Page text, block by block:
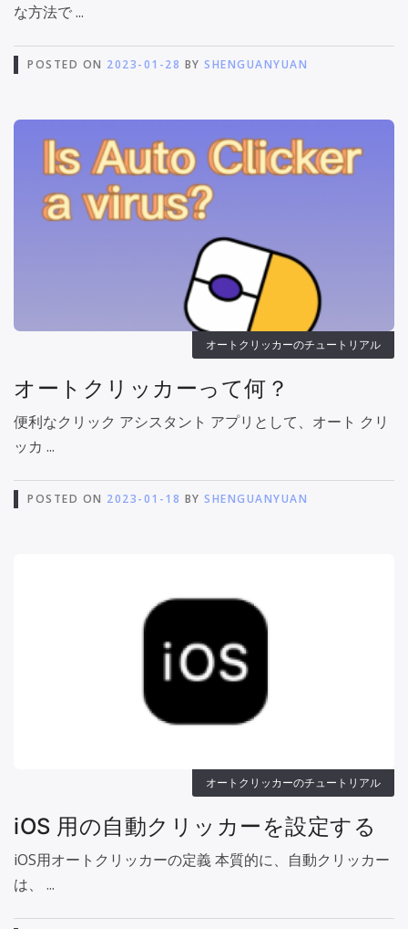
な方法で ...
POSTED ON 2023-01-28 BY SHENGUANYUAN
オートクリッカーのチュートリアル
オートクリッカーって何？
便利なクリック アシスタント アプリとして、オート クリ
ッカ ...
POSTED ON 2023-01-18 BY SHENGUANYUAN
オートクリッカーのチュートリアル
iOS 用の自動クリッカーを設定する
iOS用オートクリッカーの定義 本質的に、自動クリッカー
は、 ...